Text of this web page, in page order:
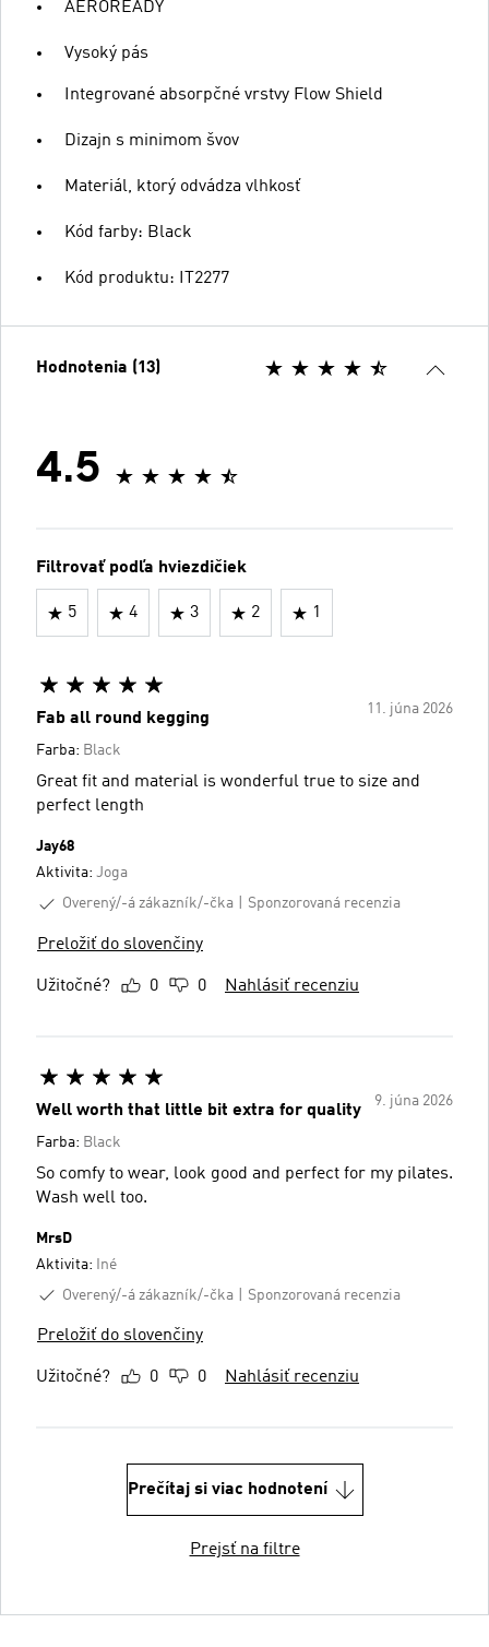
AEROREADY
Vysoký pás
Integrované absorpčné vrstvy Flow Shield
Dizajn s minimom švov
Materiál, ktorý odvádza vlhkosť
Kód farby: Black
Kód produktu: IT2277
Hodnotenia (13)
4.5
Filtrovať podľa hviezdičiek
5 4 3 2 1
11. júna 2026
Fab all round kegging
Farba: Black
Great fit and material is wonderful true to size and
perfect length
Jay68
Aktivita: Joga
Overený/-á zákazník/-čka
Sponzorovaná recenzia
Preložiť do slovenčiny
Užitočné? 0 0 Nahlásiť recenziu
9. júna 2026
Well worth that little bit extra for quality
Farba: Black
So comfy to wear, look good and perfect for my pilates.
Wash well too.
MrsD
Aktivita:
Iné
Overený/-á zákazník/-čka
Sponzorovaná recenzia
Preložiť do slovenčiny
Užitočné? 0 0 Nahlásiť recenziu
Prečítaj si viac hodnotení
Prejsť na filtre